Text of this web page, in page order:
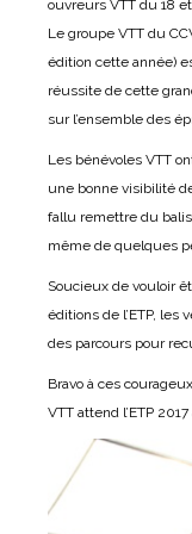
ouvreurs VTT du 18
Le groupe VTT du
édition cette année)
réussite de cette
sur l’ensemble des
Les bénévoles VTT
une bonne visibilité
fallu remettre du
même de quelques
Soucieux de vouloir
éditions de l’ETP, les
des parcours pour
Bravo à ces
VTT attend l’ETP